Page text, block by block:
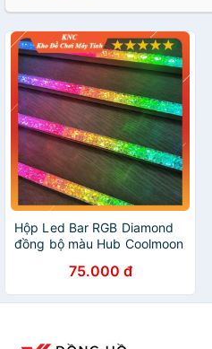
Hộp Led Bar RGB Diamond
đồng bộ màu Hub Coolmoon
75.000 đ